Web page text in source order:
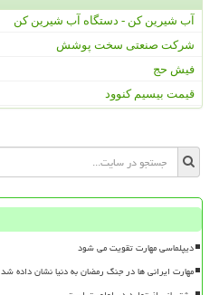
آب شیرین کن - دستگاه آب شیرین کن
شرکت صنعتی سخت پوشش
فیش حج
قیمت بیسیم کنوود
دیپلماسی مهارت تقویت می شود
مهارت ایرانی ها در جنگ رمضان به دنیا نشان داده شد